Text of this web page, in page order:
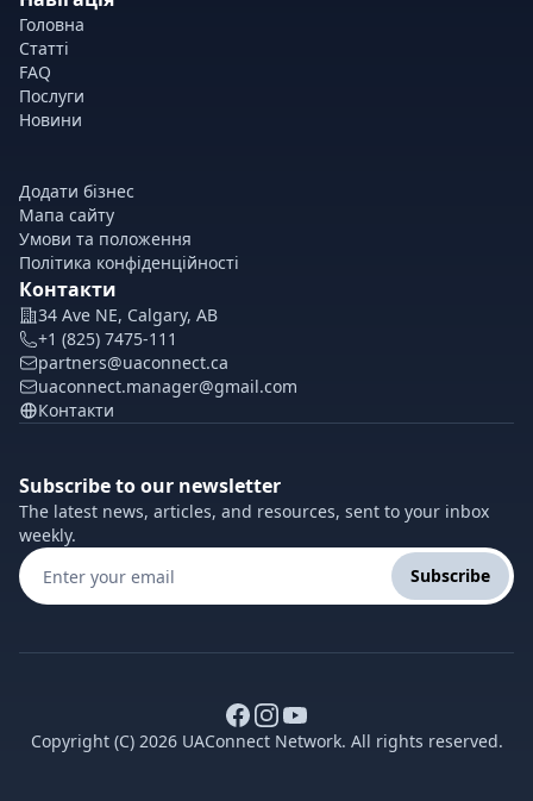
Головна
Статті
FAQ
Послуги
Новини
Додати бізнес
Мапа сайту
Умови та положення
Політика конфіденційності
Контакти
34 Ave NE, Calgary, AB
+1 (825) 7475-111
partners@uaconnect.ca
uaconnect.manager@gmail.com
Контакти
Subscribe to our newsletter
The latest news, articles, and resources, sent to your inbox
weekly.
Subscribe
Copyright (C) 2026 UAConnect Network. All rights reserved.